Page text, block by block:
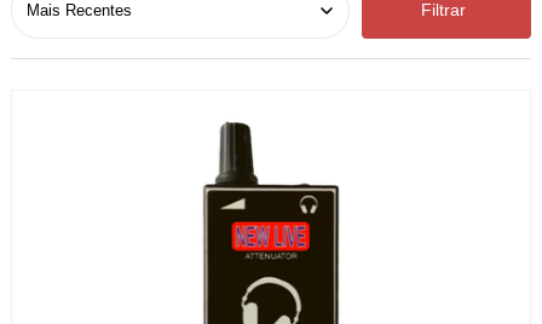
Filtrar